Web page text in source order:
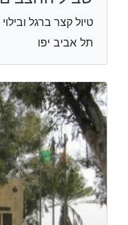
טיול קצר ברגל
תל אביב יפו